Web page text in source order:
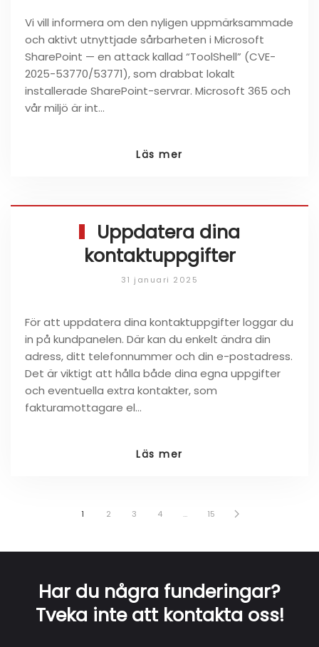
Vi vill informera om den nyligen uppmärksammade
och aktivt utnyttjade sårbarheten i Microsoft
SharePoint — en attack kallad “ToolShell” (CVE-
2025-53770/53771), som drabbat lokalt
installerade SharePoint-servrar. Microsoft 365 och
vår miljö är int…
Läs mer
Uppdatera dina
kontaktuppgifter
31 januari 2025
För att uppdatera dina kontaktuppgifter loggar du
in på kundpanelen. Där kan du enkelt ändra din
adress, ditt telefonnummer och din e-postadress.
Det är viktigt att hålla både dina egna uppgifter
och eventuella extra kontakter, som
fakturamottagare el…
Läs mer
1 2 3 4 … 15
Har du några funderingar?
Tveka inte att kontakta oss!